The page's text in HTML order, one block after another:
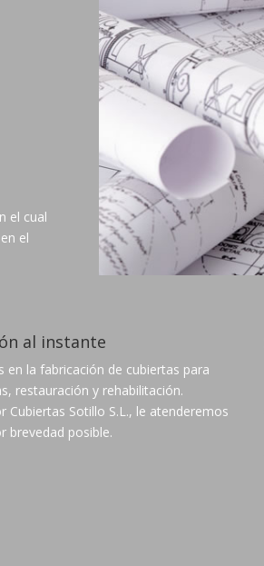
el cual
el
al instante
en la fabricación de cubiertas para
restauración y rehabilitación.
Cubiertas Sotillo S.L., le atenderemos
brevedad posible.​